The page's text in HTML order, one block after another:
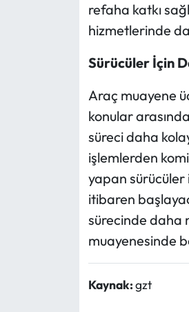
refaha katkı
hizmetlerinde
Sürücüler İçin
Araç muayene
konular
süreci daha
işlemlerden
yapan sürücüler
itibaren
sürecinde daha
muayenesinde
Kaynak:gzt